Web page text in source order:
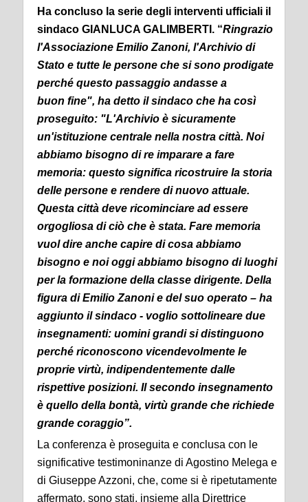
Ha concluso la serie degli interventi ufficiali il
sindaco GIANLUCA GALIMBERTI. “Ringrazio
l'Associazione Emilio Zanoni, l'Archivio di
Stato e tutte le persone che si sono prodigate
perché questo passaggio andasse a
buon fine", ha detto il sindaco che ha così
proseguito: "L'Archivio è sicuramente
un'istituzione centrale nella nostra città. Noi
abbiamo bisogno di re imparare a fare
memoria: questo significa ricostruire la storia
delle persone e rendere di nuovo attuale.
Questa città deve ricominciare ad essere
orgogliosa di ciò che è stata. Fare memoria
vuol dire anche capire di cosa abbiamo
bisogno e noi oggi abbiamo bisogno di luoghi
per la formazione della classe dirigente. Della
figura di Emilio Zanoni e del suo operato – ha
aggiunto il sindaco - voglio sottolineare due
insegnamenti: uomini grandi si distinguono
perché riconoscono vicendevolmente le
proprie virtù, indipendentemente dalle
rispettive posizioni. Il secondo insegnamento
è quello della bontà, virtù grande che richiede
grande coraggio”.
La conferenza è proseguita e conclusa con le
significative testimoninanze di Agostino Melega e
di Giuseppe Azzoni, che, come si è ripetutamente
affermato, sono stati, insieme alla Direttrice